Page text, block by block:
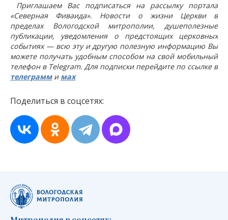
Приглашаем Вас подписаться на рассылку портала
«Северная Фиваида». Новости о жизни Церкви в
пределах Вологодской митрополии, душеполезные
публикации, уведомления о предстоящих церковных
событиях — всю эту и другую полезную информацию Вы
можете получать удобным способом на свой мобильный
телефон в Telegram. Для подписки перейдите по ссылке в
телеграмми мах
Поделиться в соцсетях: